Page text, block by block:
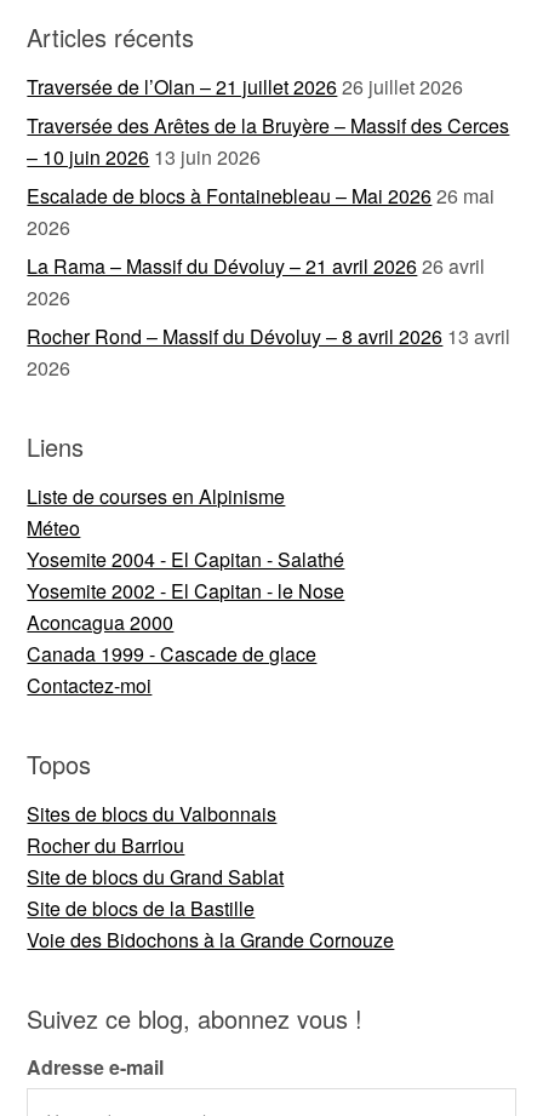
Articles récents
Traversée de l’Olan – 21 juillet 202626 juillet 2026
Traversée des Arêtes de la Bruyère – Massif des Cerces
– 10 juin 2026 13 juin 2026
Escalade de blocs à Fontainebleau – Mai 202626 mai
2026
La Rama – Massif du Dévoluy – 21 avril 202626 avril
2026
Rocher Rond – Massif du Dévoluy – 8 avril 2026 13 avril
2026
Liens
Liste de courses en Alpinisme
Méteo
Yosemite 2004 - El Capitan - Salathé
Yosemite 2002 - El Capitan - le Nose
Aconcagua 2000
Canada 1999 - Cascade de glace
Contactez-moi
Topos
Sites de blocs du Valbonnais
Rocher du Barriou
Site de blocs du Grand Sablat
Site de blocs de la Bastille
Voie des Bidochons à la Grande Cornouze
Suivez ce blog, abonnez vous !
Adresse e-mail